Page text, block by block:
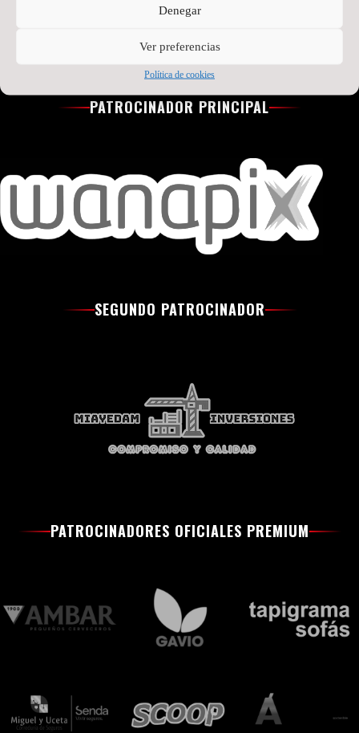
Denegar
Ver preferencias
Política de cookies
PATROCINADOR PRINCIPAL
SEGUNDO PATROCINADOR
PATROCINADORES OFICIALES PREMIUM